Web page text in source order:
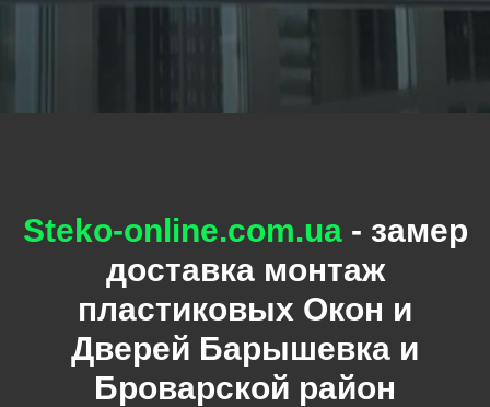
Steko-online.com.ua- замер
доставка монтаж
пластиковых Окон и
Дверей Барышевка и
Броварской район